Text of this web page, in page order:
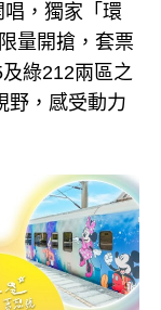
，獨家「環
量開搶，套票
綠212兩區之
野，感受動力